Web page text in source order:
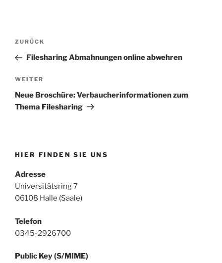
Beitragsnavigation
Vorheriger
Beitrag
ZURÜCK
Filesharing Abmahnungen online abwehren
Nächster
Beitrag
WEITER
Neue Broschüre: Verbaucherinformationen zum
Thema Filesharing
HIER FINDEN SIE UNS
Adresse
Universitätsring 7
06108 Halle (Saale)
Telefon
0345-2926700
Public Key (S/MIME)